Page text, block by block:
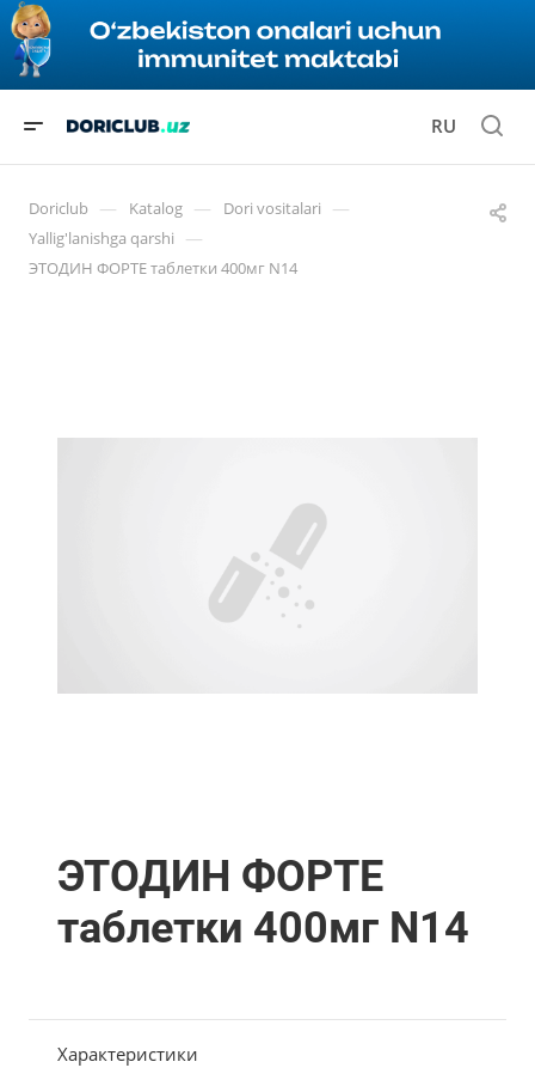
RU
Doriclub — Katalog — Dori vositalari —
Yallig'lanishga qarshi —
ЭТОДИН ФОРТЕ таблетки 400мг N14
ЭТОДИН ФОРТЕ
таблетки 400мг N14
Характеристики